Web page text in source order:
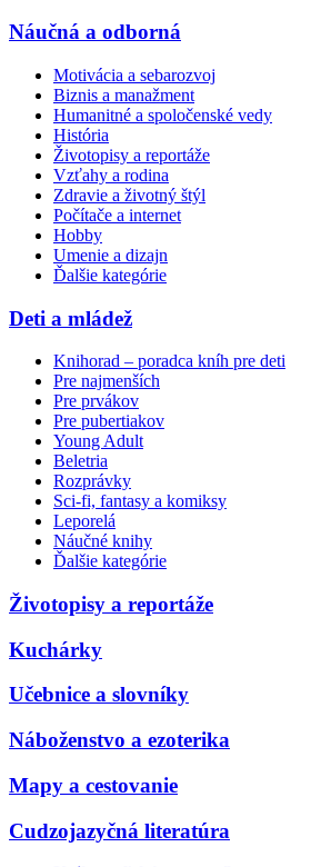
Náučná a odborná
Motivácia a sebarozvoj
Biznis a manažment
Humanitné a spoločenské vedy
História
Životopisy a reportáže
Vzťahy a rodina
Zdravie a životný štýl
Počítače a internet
Hobby
Umenie a dizajn
Ďalšie kategórie
Deti a mládež
Knihorad – poradca kníh pre deti
Pre najmenších
Pre prvákov
Pre pubertiakov
Young Adult
Beletria
Rozprávky
Sci-fi, fantasy a komiksy
Leporelá
Náučné knihy
Ďalšie kategórie
Životopisy a reportáže
Kuchárky
Učebnice a slovníky
Náboženstvo a ezoterika
Mapy a cestovanie
Cudzojazyčná literatúra